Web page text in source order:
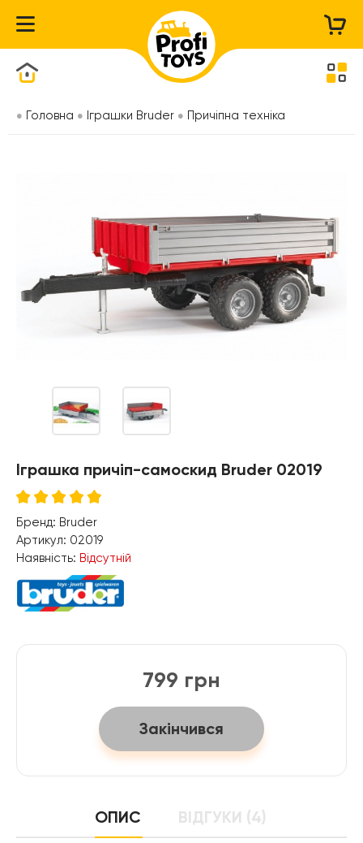
Головна Іграшки Bruder Причіпна техніка
Іграшка причіп-самоскид Bruder 02019
Бренд: Bruder
Артикул: 02019
Наявність: Відсутній
799 грн
Закінчився
ОПИС ВІДГУКИ (4)
Каталог товарів